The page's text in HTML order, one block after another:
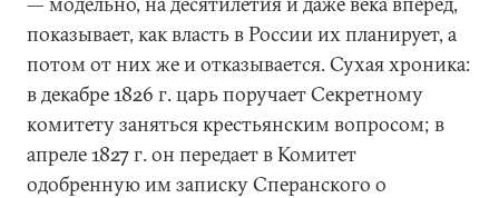
показывает, как власть в России их планирует, а
потом от них же и отказывается. Сухая хроника:
в декабре 1826 г. царь поручает Секретному
комитету заняться крестьянским вопросом; в
апреле 1827 г. он передает в Комитет
одобренную им записку Сперанского о